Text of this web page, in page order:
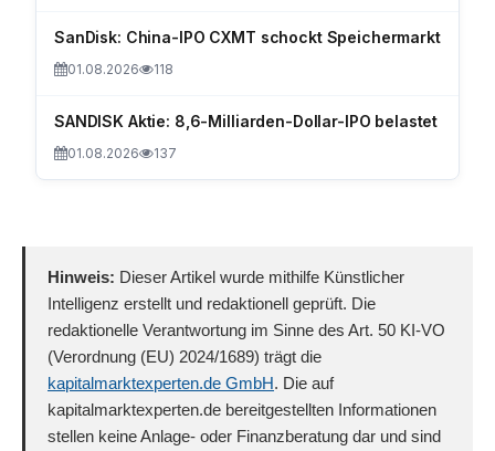
SanDisk: China-IPO CXMT schockt Speichermarkt
01.08.2026 118
SANDISK Aktie: 8,6-Milliarden-Dollar-IPO belastet
01.08.2026 137
Hinweis: Dieser Artikel wurde mithilfe Künstlicher
Intelligenz erstellt und redaktionell geprüft. Die
redaktionelle Verantwortung im Sinne des Art. 50 KI-VO
(Verordnung (EU) 2024/1689) trägt die
kapitalmarktexperten.de GmbH. Die auf
kapitalmarktexperten.de bereitgestellten Informationen
stellen keine Anlage- oder Finanzberatung dar und sind